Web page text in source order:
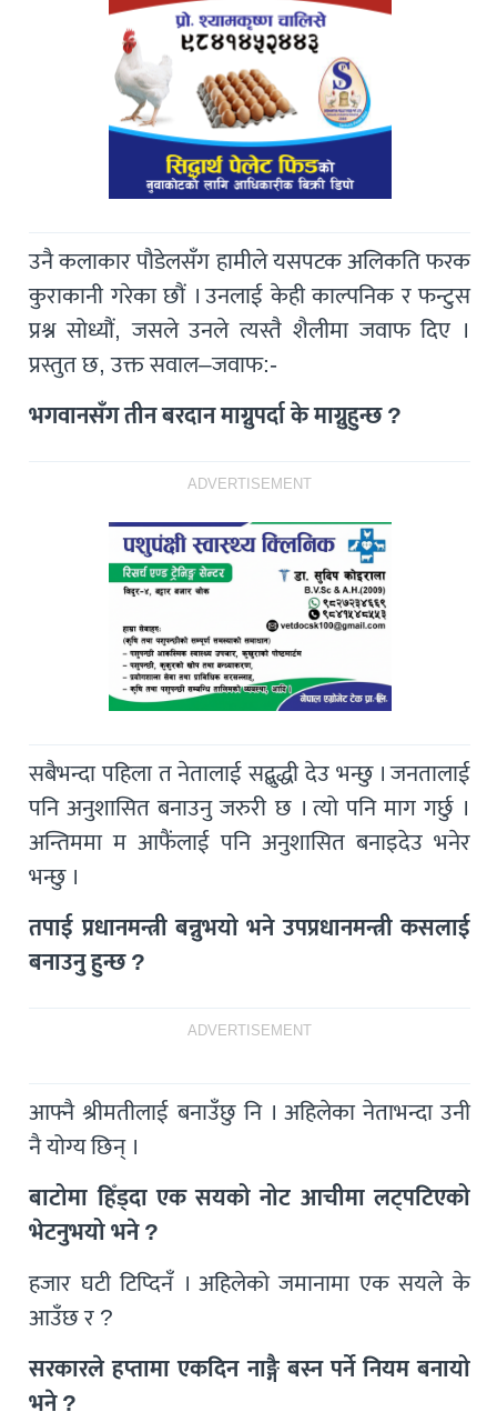
उनै कलाकार पौडेलसँग हामीले यसपटक अलिकति फरक
कुराकानी गरेका छौं । उनलाई केही काल्पनिक र फन्टुस
प्रश्न सोध्यौं, जसले उनले त्यस्तै शैलीमा जवाफ दिए ।
प्रस्तुत छ, उक्त सवाल–जवाफ:-
भगवानसँग तीन बरदान माग्नुपर्दा के माग्नुहुन्छ ?
ADVERTISEMENT
सबैभन्दा पहिला त नेतालाई सद्बुद्धी देउ भन्छु । जनतालाई
पनि अनुशासित बनाउनु जरुरी छ । त्यो पनि माग गर्छु ।
अन्तिममा म आफैंलाई पनि अनुशासित बनाइदेउ भनेर
भन्छु ।
तपाई प्रधानमन्त्री बन्नुभयो भने उपप्रधानमन्त्री कसलाई
बनाउनु हुन्छ ?
ADVERTISEMENT
आफ्नै श्रीमतीलाई बनाउँछु नि । अहिलेका नेताभन्दा उनी
नै योग्य छिन् ।
बाटोमा हिँड्दा एक सयको नोट आचीमा लट्पटिएको
भेटनुभयो भने ?
हजार घटी टिप्दिनँ । अहिलेको जमानामा एक सयले के
आउँछ र ?
सरकारले हप्तामा एकदिन नाङ्गै बस्न पर्ने नियम बनायो
भने ?